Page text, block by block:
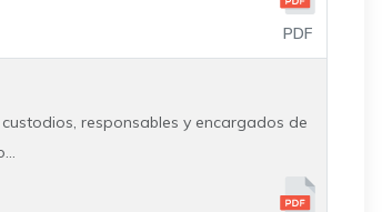
PDF
responsables y encargados de